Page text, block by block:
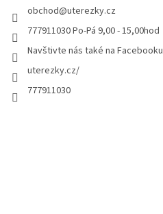
obchod@uterezky.cz
777911030 Po-Pá 9,00 - 15,00hod
Navštivte nás také na Facebooku
uterezky.cz/
777911030